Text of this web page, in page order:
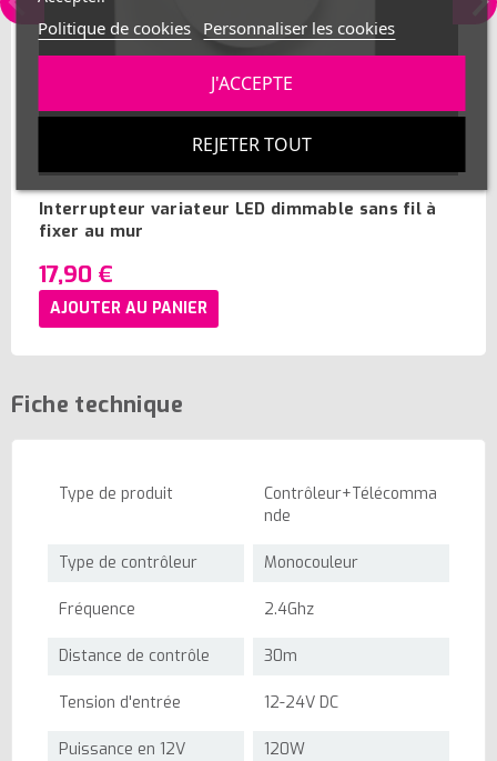
Interrupteur variateur LED dimmable sans fil à
fixer au mur
17,90 €
AJOUTER AU PANIER
Fiche technique
Type de produit
Contrôleur+Télécomma
nde
Type de contrôleur Monocouleur
Fréquence 2.4Ghz
Distance de contrôle 30m
Tension d'entrée 12-24V DC
Puissance en 12V 120W
Politique de cookies Personnaliser les cookies
REJETER TOUT
J'ACCEPTE